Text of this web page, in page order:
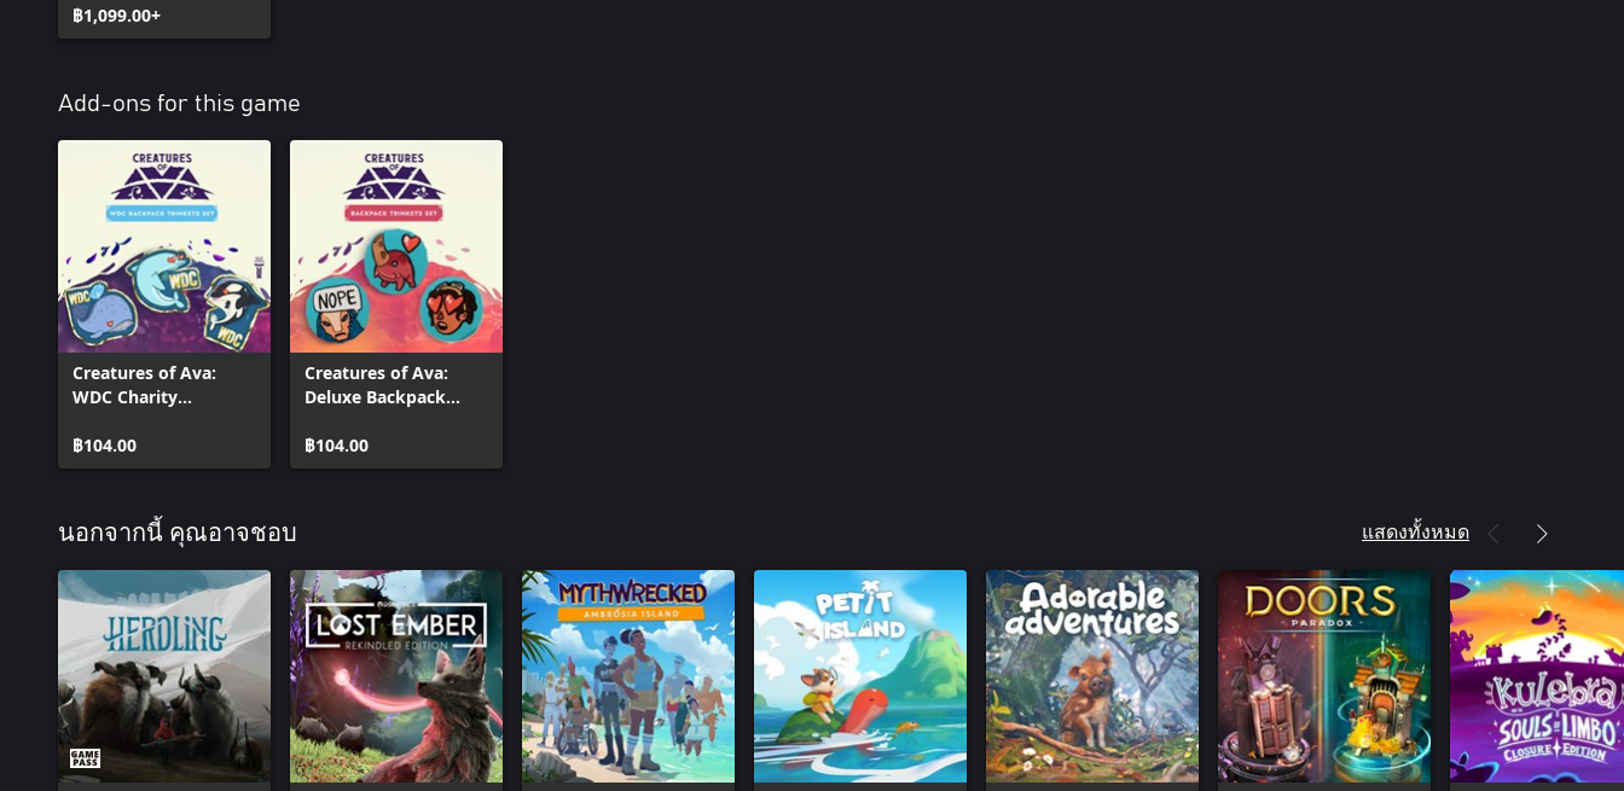
฿1,099.00+
Add-ons for this game
Creatures of Ava:
WDC Charity
฿104.00
Creatures of Ava:
Deluxe Backpack
฿104.00
นอกจากนี้ คุณอาจชอบ แสดงทั้งหมด